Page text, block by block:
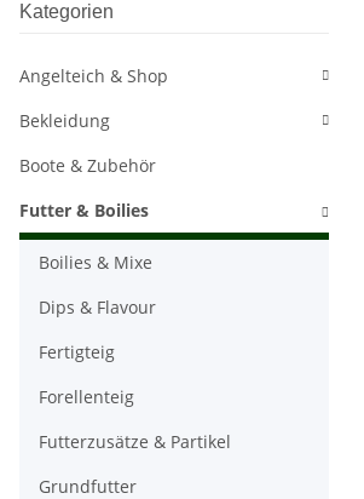
Kategorien
Angelteich & Shop
Bekleidung
Boote & Zubehör
Futter & Boilies
Boilies & Mixe
Dips & Flavour
Fertigteig
Forellenteig
Futterzusätze & Partikel
Grundfutter